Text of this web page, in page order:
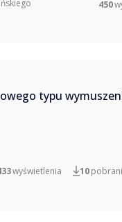
450
typu
wyświetlenia 10